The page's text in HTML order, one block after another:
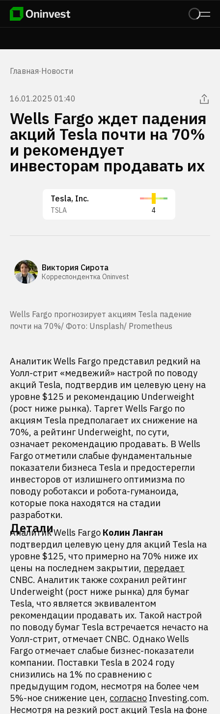
Главная·Новости
16.01.2025 01:40
Wells Fargo ждет падения
акций Tesla почти на 70%
и рекомендует
инвесторам продавать их
Tesla, Inc.
TSLA 4
Виктория Сирота
Корреспондентка Oninvest
Wells Fargo прогнозирует акциям Tesla падение
почти на 70%/ Фото: Unsplash/ Prometheus
Аналитик Wells Fargo представил редкий на
Уолл-стрит «медвежий» настрой по поводу
акций Tesla, подтвердив им целевую цену на
уровне $125 и рекомендацию Underweight
(рост ниже рынка). Таргет Wells Fargo по
акциям Tesla предполагает их снижение на
70%, а рейтинг Underweight, по сути,
означает рекомендацию продавать. В Wells
Fargo отметили слабые фундаментальные
показатели бизнеса Tesla и предостерегли
инвесторов от излишнего оптимизма по
поводу роботакси и робота-гуманоида,
которые пока находятся на стадии
разработки.
Детали
Аналитик Wells Fargo Колин Ланган
подтвердил целевую цену для акций Tesla на
уровне $125, что примерно на 70% ниже их
цены на последнем закрытии, передает
CNBC. Аналитик также сохранил рейтинг
Underweight (рост ниже рынка) для бумаг
Tesla, что является эквивалентом
рекомендации продавать их. Такой настрой
по поводу бумаг Tesla встречается нечасто на
Уолл-стрит, отмечает CNBC. Однако Wells
Fargo отмечает слабые бизнес-показатели
компании. Поставки Tesla в 2024 году
снизились на 1% по сравнению с
предыдущим годом, несмотря на более чем
5%-ное снижение цен, согласно Investing.com.
Несмотря на резкий рост акций Tesla на фоне